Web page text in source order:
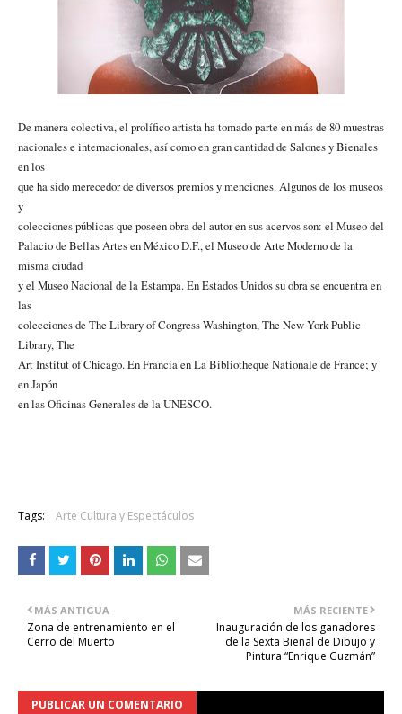
De manera colectiva, el prolífico artista ha tomado parte en más de 80 muestras
nacionales e internacionales, así como en gran cantidad de Salones y Bienales
en los
que ha sido merecedor de diversos premios y menciones. Algunos de los museos
y
colecciones públicas que poseen obra del autor en sus acervos son: el Museo del
Palacio de Bellas Artes en México D.F., el Museo de Arte Moderno de la
misma ciudad
y el Museo Nacional de la Estampa. En Estados Unidos su obra se encuentra en
las
colecciones de The Library of Congress Washington, The New York Public
Library, The
Art Institut of Chicago. En Francia en La Bibliotheque Nationale de France; y
en Japón
en las Oficinas Generales de la UNESCO.
Tags: Arte Cultura y Espectáculos
MÁS RECIENTE
Inauguración de los ganadores
de la Sexta Bienal de Dibujo y
Pintura “Enrique Guzmán”
MÁS ANTIGUA
Zona de entrenamiento en el
Cerro del Muerto
PUBLICAR UN COMENTARIO